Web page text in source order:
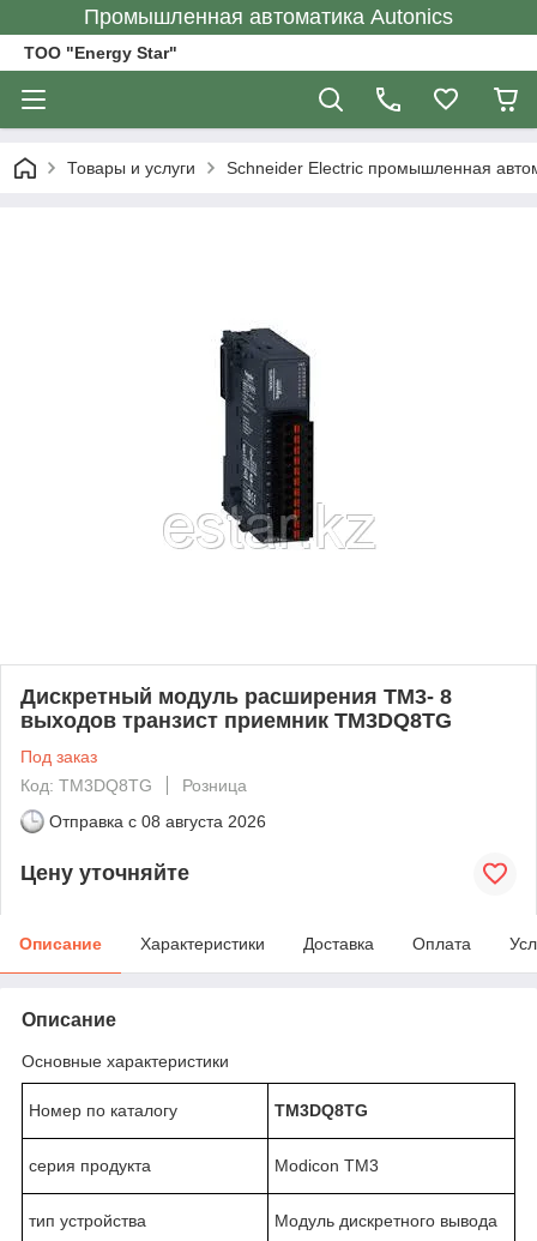
Промышленная автоматика Autonics
ТОО "Energy Star"
Товары и услуги Schneider Electric промышленная
Дискретный модуль расширения ТМ3- 8
выходов транзист приемник TM3DQ8TG
Под заказ
Код: TM3DQ8TG
Розница
Отправка с 08 августа 2026
Цену уточняйте
Описание Характеристики Доставка Оплата
Описание
Основные характеристики
Номер по каталогу TM3DQ8TG
серия продукта Modicon TM3
тип устройства Модуль дискретного вывода